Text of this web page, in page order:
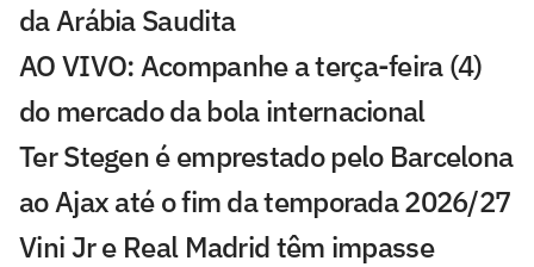
da Arábia Saudita
AO VIVO: Acompanhe a terça-feira (4)
do mercado da bola internacional
Ter Stegen é emprestado pelo Barcelona
ao Ajax até o fim da temporada 2026/27
Vini Jr e Real Madrid têm impasse